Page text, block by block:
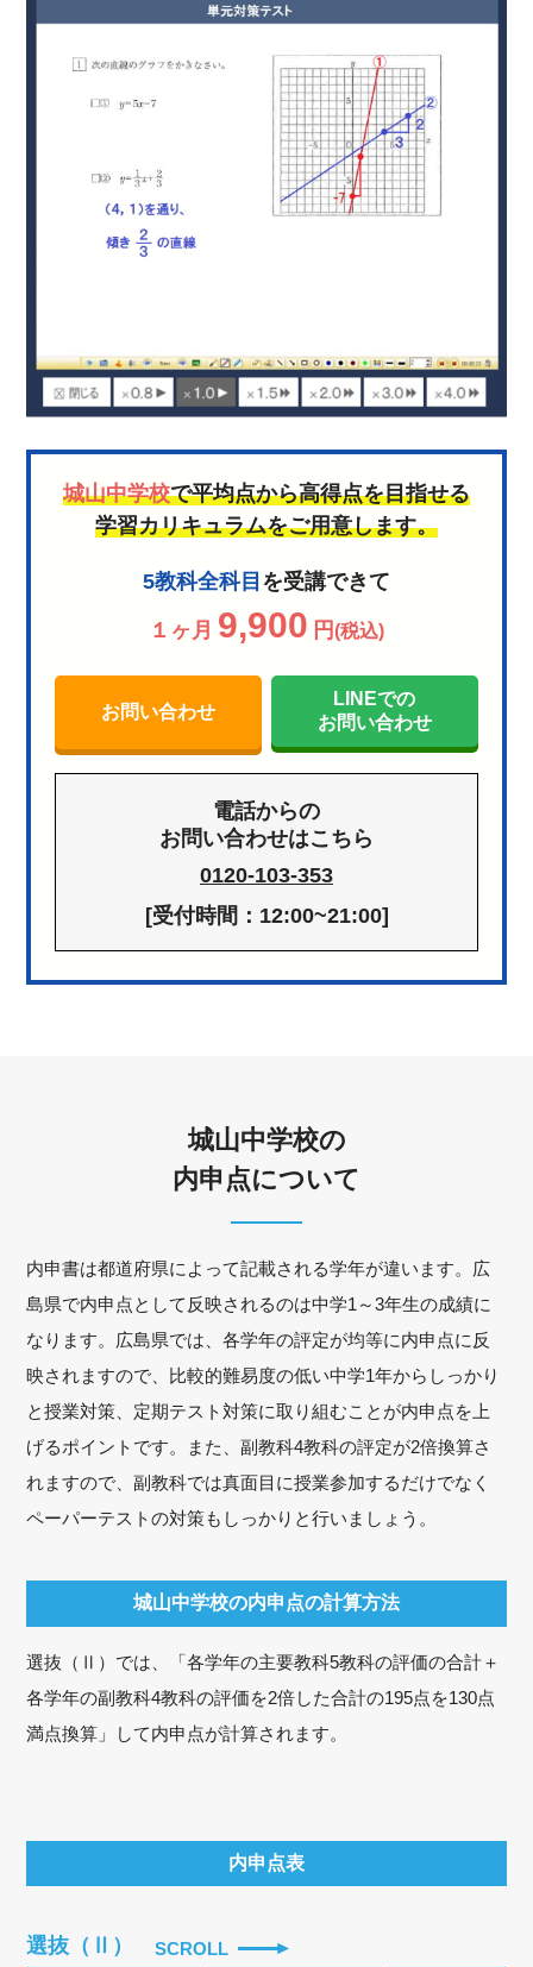
城山中学校で平均点から高得点を目指せる
学習カリキュラムをご用意します。
5教科全科目 を受講できて
１ヶ月 9,900 円(税込)
お問い合わせ
LINEでの
お問い合わせ
電話からの
お問い合わせはこちら
0120-103-353
[受付時間：12:00~21:00]
城山中学校の
内申点について
内申書は都道府県によって記載される学年が違います。広
島県で内申点として反映されるのは中学1～3年生の成績に
なります。広島県では、各学年の評定が均等に内申点に反
映されますので、比較的難易度の低い中学1年からしっかり
と授業対策、定期テスト対策に取り組むことが内申点を上
げるポイントです。また、副教科4教科の評定が2倍換算さ
れますので、副教科では真面目に授業参加するだけでなく
ペーパーテストの対策もしっかりと行いましょう。
城山中学校の内申点の計算方法
選抜（Ⅱ）では、「各学年の主要教科5教科の評価の合計＋
各学年の副教科4教科の評価を2倍した合計の195点を130点
満点換算」して内申点が計算されます。
内申点表
選抜（Ⅱ） SCROLL